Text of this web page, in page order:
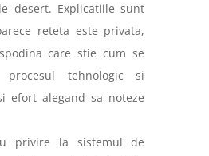
desert. Explicatiile sunt
reteta este privata,
care stie cum se
tehnologic si
efort alegand sa noteze
privire la sistemul de